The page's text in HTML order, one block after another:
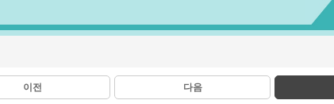
이전 다음